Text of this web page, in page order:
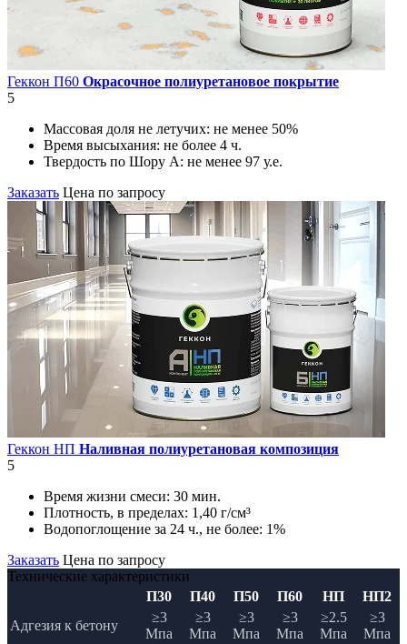
Геккон П60 Окрасочное полиуретановое покрытие
5
Массовая доля не летучих: не менее 50%
Время высыхания: не более 4 ч.
Твердость по Шору А: не менее 97 у.е.
Заказать Цена по запросу
Геккон НП Наливная полиуретановая композиция
5
Время жизни смеси: 30 мин.
Плотность, в пределах: 1,40 г/см³
Водопоглощение за 24 ч., не более: 1%
Заказать Цена по запросу
Технические характеристики
П30
П40 П50 П60 НП
НП2
Адгезия к бетону
≥3
Мпа
≥3
Мпа
≥3
Мпа
≥3
Мпа
≥2.5
Мпа
≥3
Мпа